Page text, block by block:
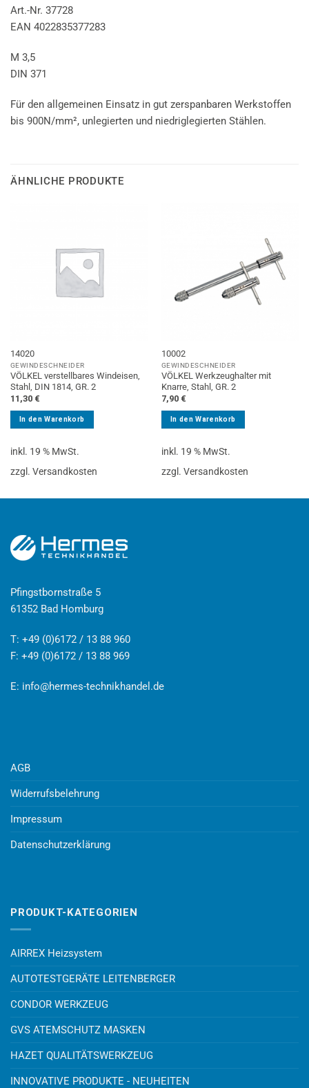
Art.-Nr. 37728
EAN 4022835377283
M 3,5
DIN 371
Für den allgemeinen Einsatz in gut zerspanbaren Werkstoffen
bis 900N/mm², unlegierten und niedriglegierten Stählen.
ÄHNLICHE PRODUKTE
14020
GEWINDESCHNEIDER
VÖLKEL verstellbares Windeisen,
Stahl, DIN 1814, GR. 2
11,30 €
In den Warenkorb
inkl. 19 % MwSt.
zzgl. Versandkosten
10002
GEWINDESCHNEIDER
VÖLKEL Werkzeughalter mit
Knarre, Stahl, GR. 2
7,90 €
In den Warenkorb
inkl. 19 % MwSt.
zzgl. Versandkosten
Pfingstbornstraße 5
61352 Bad Homburg
T: +49 (0)6172 / 13 88 960
F: +49 (0)6172 / 13 88 969
E: info@hermes-technikhandel.de
AGB
Widerrufsbelehrung
Impressum
Datenschutzerklärung
PRODUKT-KATEGORIEN
AIRREX Heizsystem
AUTOTESTGERÄTE LEITENBERGER
CONDOR WERKZEUG
GVS ATEMSCHUTZ MASKEN
HAZET QUALITÄTSWERKZEUG
INNOVATIVE PRODUKTE - NEUHEITEN